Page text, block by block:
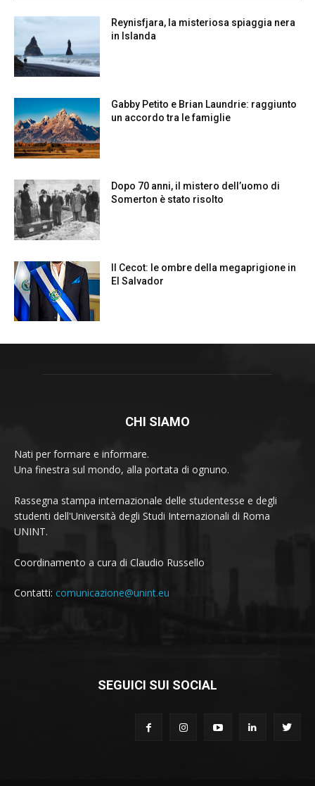
CHI SIAMO
Nati per formare e informare.
Una finestra sul mondo, alla portata di ognuno.
Rassegna stampa internazionale delle studentesse e degli
studenti dell'Università degli Studi Internazionali di Roma
UNINT.
Coordinamento a cura di Claudio Russello
Contatti: comunicazione@unint.eu
SEGUICI SUI SOCIAL